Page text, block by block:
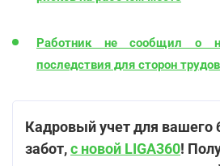
Работник не сообщил о
последствия для сторон
Кадровый учет для вашего
забот,с новой LIGA360!